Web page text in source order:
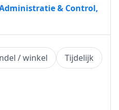
& Control,
/ winkel
Tijdelijk